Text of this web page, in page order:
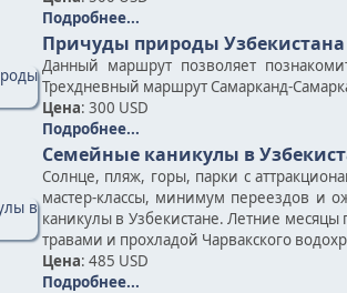
Подробнее...
Причуды природы Узбекистана
Данный маршрут позволяет
Трехдневный маршрут Самарканд-
Цена: 300 USD
Подробнее...
Семейные каникулы в
Солнце, пляж, горы, парки с
мастер-классы, минимум переездов и
каникулы в Узбекистане. Летние
травами и прохладой Чарвакского
Цена: 485 USD
Подробнее...